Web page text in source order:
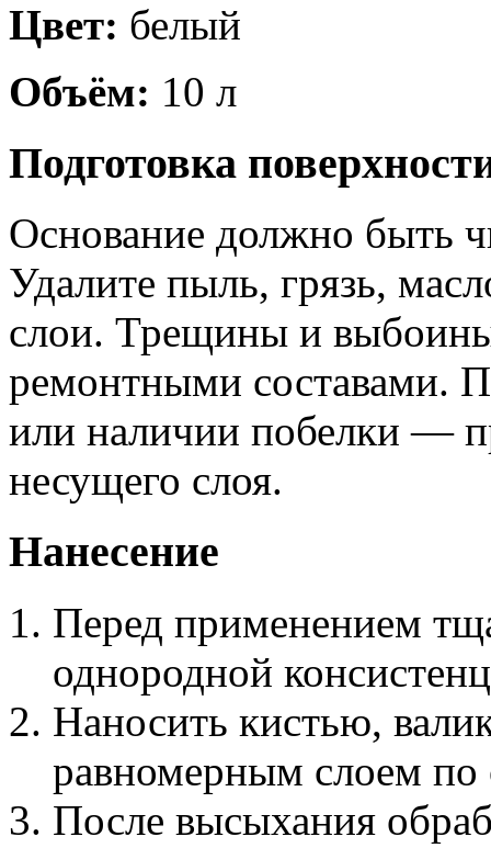
Цвет: белый
Объём: 10 л
Подготовка
Основание должно быть
Удалите пыль, грязь,
слои. Трещины и
ремонтными составами.
или наличии побелки —
несущего слоя.
Нанесение
Перед применением
однородной
Наносить кистью,
равномерным слоем
После высыхания